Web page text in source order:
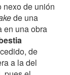
nexo de unión
de una
en una obra
de
a la del